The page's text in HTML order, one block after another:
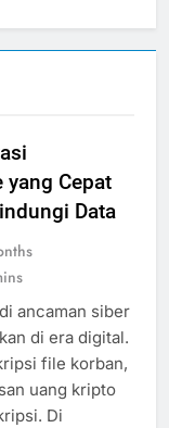
yang Cepat
Data
ancaman siber
di era digital.
file korban,
uang kripto
Di